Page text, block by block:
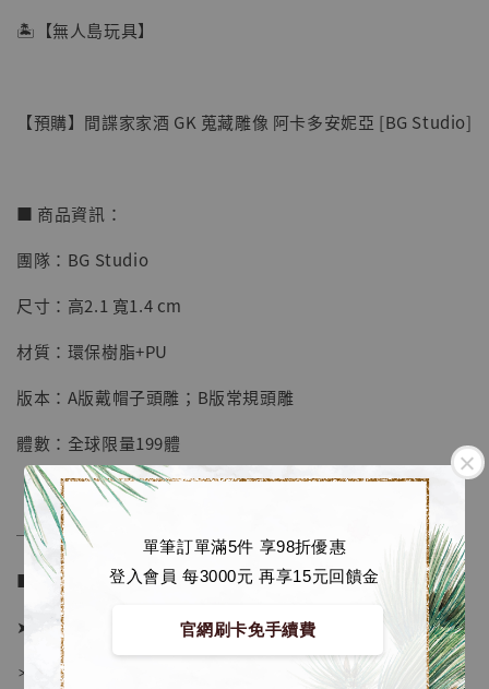
單筆訂單滿5件 享98折優惠
登入會員 每3000元 再享15元回饋金
官網刷卡免手續費
【店內現貨】七龍珠 系列蒐藏雕像 悟空 鳥山
NT$ 4,280
NT$ 5,580
🏝【無人島玩具】
【預購】間諜家家酒 GK 蒐藏雕像 阿卡多安妮亞 [BG Studio]
■ 商品資訊：
團隊：BG Studio
尺寸：高2.1 寬1.4 cm
材質：環保樹脂+PU
版本：A版戴帽子頭雕；B版常規頭雕
體數：全球限量199體
──────────────
■ 販售資訊 (NT$)：
➤ 價格 3580元 (訂金1580)
＊ 國際運費另計